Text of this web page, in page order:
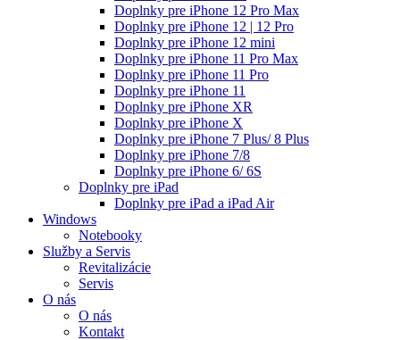
Doplnky pre iPhone 12 Pro Max
Doplnky pre iPhone 12 | 12 Pro
Doplnky pre iPhone 12 mini
Doplnky pre iPhone 11 Pro Max
Doplnky pre iPhone 11 Pro
Doplnky pre iPhone 11
Doplnky pre iPhone XR
Doplnky pre iPhone X
Doplnky pre iPhone 7 Plus/ 8 Plus
Doplnky pre iPhone 7/8
Doplnky pre iPhone 6/ 6S
Doplnky pre iPad
Doplnky pre iPad a iPad Air
Windows
Notebooky
Služby a Servis
Revitalizácie
Servis
O nás
O nás
Kontakt